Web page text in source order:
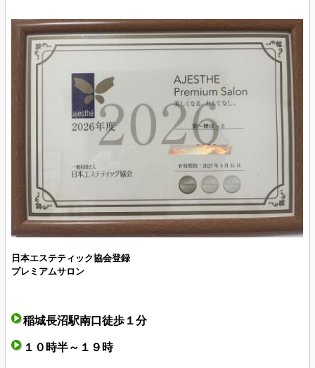
日本エステティック協会登録
プレミアムサロン
稲城長沼駅南口徒歩１分
１０時半～１９時